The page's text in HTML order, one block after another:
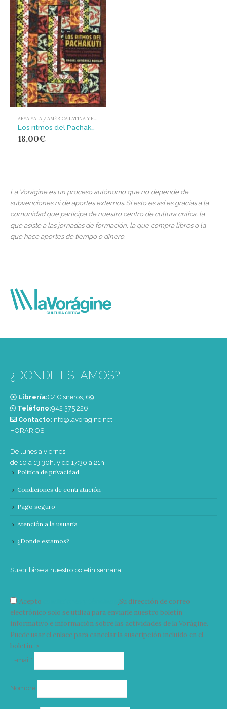
ABYA YALA / AMÉRICA LATINA Y EL CARIBE
18,00€
La Vorágine es un proceso autónomo que no depende de
subvenciones ni de aportes externos. Si esto es así es gracias a la
comunidad que participa de nuestro centro de cultura crítica, la
que asiste a las jornadas de formación, la que compra libros o la
que hace aportes de tiempo o dinero.
¿DONDE ESTAMOS?
Librería:C/ Cisneros, 69
Teléfono:‭942 375 226‬
Contacto:info@lavoragine.net
HORARIOS
De lunes a viernes
de 10 a 13:30h. y de 17:30 a 21h.
Política de privacidad
Condiciones de contratación
Pago seguro
Atención a la usuaria
¿Donde estamos?
Suscribirse a nuestro boletín semanal
Acepto
Su dirección de correo
electrónico solo se utiliza para enviarle nuestro boletín
informativo e información sobre las actividades de la Vorágine.
Puede usar el enlace para cancelar la suscripción incluido en el
boletín. >
E-mail*
Nombre